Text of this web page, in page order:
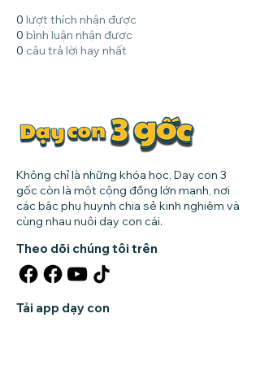
0 lượt thích nhận được
0 bình luận nhận được
0 câu trả lời hay nhất
Không chỉ là những khóa học, Dạy con 3
gốc còn là một cộng đồng lớn mạnh, nơi
các bậc phụ huynh chia sẻ kinh nghiệm và
cùng nhau nuôi dạy con cái.
Theo dõi chúng tôi trên
Tải app dạy con